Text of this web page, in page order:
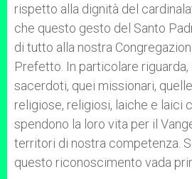
rispetto alla dignità del
che questo gesto del Santo
di tutto alla nostra
Prefetto. In particolare
sacerdoti, quei missionari,
religiose, religiosi, laiche e laici
spendono la loro vita per il
territori di nostra competenza.
questo riconoscimento vada